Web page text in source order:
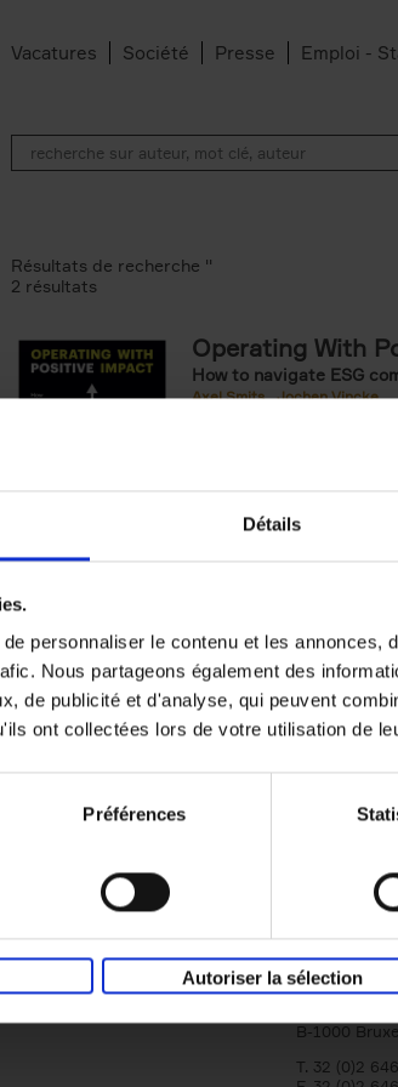
Détails
personnaliser le contenu et les annonces,
Nous partageons également des
de publicité et d'analyse, qui peuvent
ont collectées lors de votre utilisation de
Préférences
Autoriser la sélection
Vacatures Société Presse Emploi -
den Bussche filter
filter
Résultats de recherche ''
2 résultats
Operating With
How to navigate ESG
Axel Smits
Jochen Vincke
reward
Axel Smits
Bart Van den
Couverture souple
2024
Qui sommes-nous?
Éditions
Tour & Taxis
Avenue du
B-1000
T. 32 (0)2